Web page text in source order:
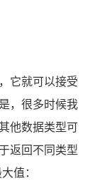
它就可以接受
，很多时候我
他数据类型可
返回不同类型
值：